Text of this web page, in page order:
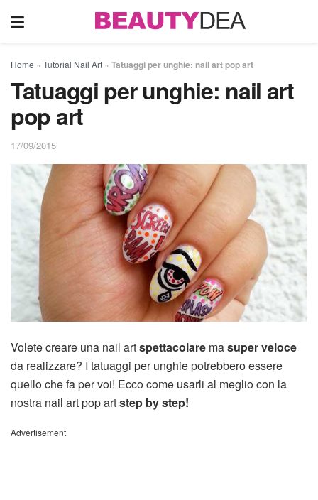
Home » Tutorial Nail Art » Tatuaggi per unghie: nail art pop art
Tatuaggi per unghie: nail art
pop art
17/09/2015
Volete creare una nail artspettacolare masuper veloce
da realizzare? I tatuaggi per unghie potrebbero essere
quello che fa per voi! Ecco come usarli al meglio con la
nostra nail art pop artstep by step!
Advertisement